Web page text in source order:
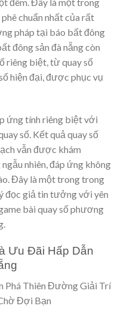
chuẩn nhất của rất
pháp tại báo bất đông
đông sản đà nẵng còn
riêng biệt, từ quay số
hiện đại, được phục vụ
ứng tính riêng biệt với
số. Kết quả quay số
vẫn được khám
nhiên, đáp ứng không
Đây là một trong trong
đọc giả tin tưởng với yên
bài quay số phương
Ưu Đãi Hấp Dẫn